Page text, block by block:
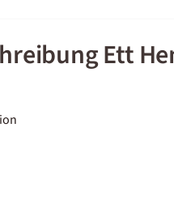
Ett